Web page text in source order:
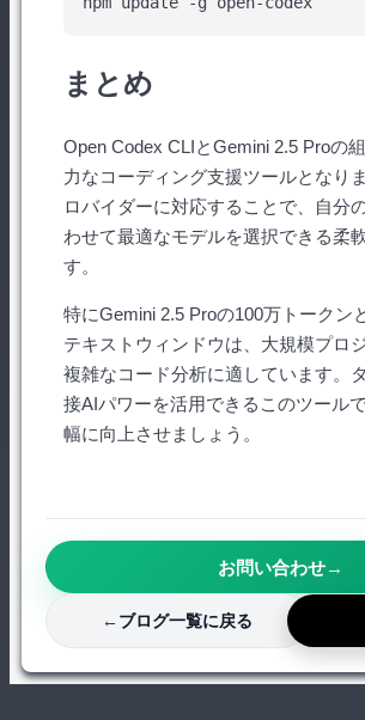
まとめ
Open Codex CLIとGemini 2.5 Proの
力なコーディング支援ツールとなり
ロバイダーに対応することで、自分
わせて最適なモデルを選択できる柔
す。
特にGemini 2.5 Proの100万トークン
テキストウィンドウは、大規模プロ
複雑なコード分析に適しています。
接AIパワーを活用できるこのツール
幅に向上させましょう。
←ブログ一覧に戻る
お問い合わせ→